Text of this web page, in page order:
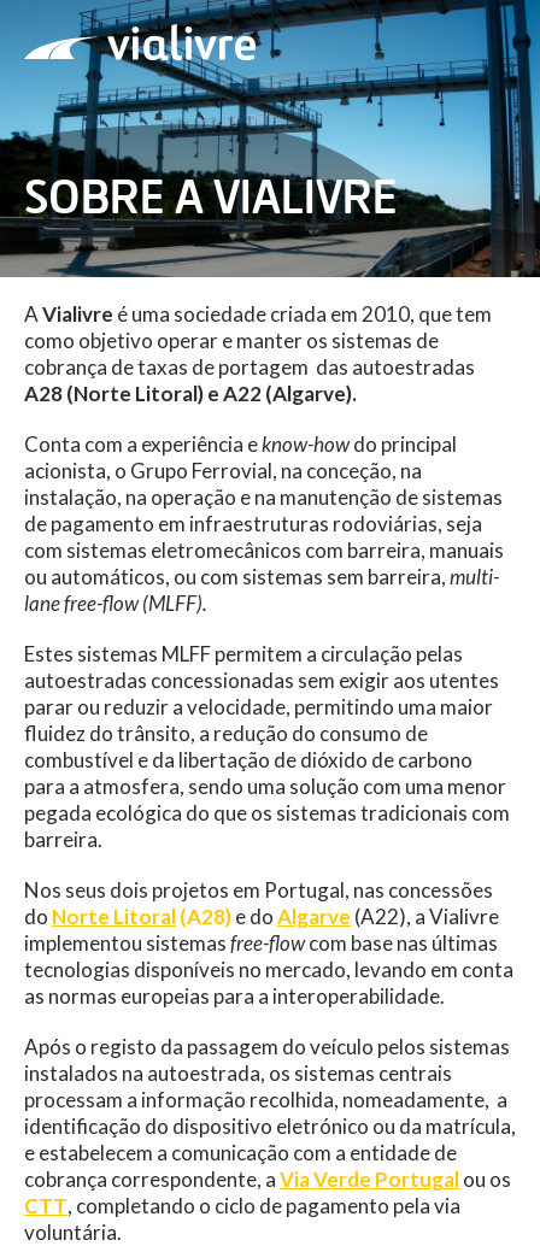
Vialivre
SOBRE A VIALIVRE
AVialivre é uma sociedade criada em 2010, que tem
como objetivo operar e manter os sistemas de
cobrança de taxas de portagem das autoestradas
A28 (Norte Litoral) e A22 (Algarve).
Conta com a experiência eknow-howdo principal
acionista, o Grupo Ferrovial, na conceção, na
instalação, na operação e na manutenção de sistemas
de pagamento em infraestruturas rodoviárias, seja
com sistemas eletromecânicos com barreira, manuais
ou automáticos, ou com sistemas sem barreira,multi-
lane free-flow (MLFF).
Estes sistemas MLFF permitem a circulação pelas
autoestradas concessionadas sem exigir aos utentes
parar ou reduzir a velocidade, permitindo uma maior
fluidez do trânsito, a redução do consumo de
combustível e da libertação de dióxido de carbono
para a atmosfera, sendo uma solução com uma menor
pegada ecológica do que os sistemas tradicionais com
barreira.
Nos seus dois projetos em Portugal, nas concessões
do Norte Litoral(A28)e doAlgarve (A22), a Vialivre
implementou sistemasfree-flowcom base nas últimas
tecnologias disponíveis no mercado, levando em conta
as normas europeias para a interoperabilidade.
Após o registo da passagem do veículo pelos sistemas
instalados na autoestrada, os sistemas centrais
processam a informação recolhida, nomeadamente, a
identificação do dispositivo eletrónico ou da matrícula,
e estabelecem a comunicação com a entidade de
cobrança correspondente, aVia Verde Portugalou os
CTT, completando o ciclo de pagamento pela via
voluntária.